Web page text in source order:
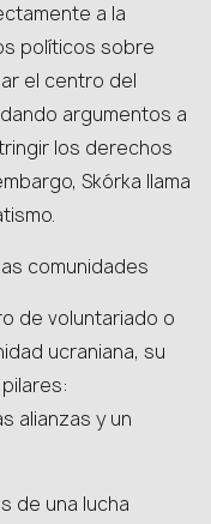
a la
políticos sobre
el centro del
argumentos a
los derechos
Skórka llama
comunidades
de voluntariado o
ucraniana, su
alianzas y un
de una lucha